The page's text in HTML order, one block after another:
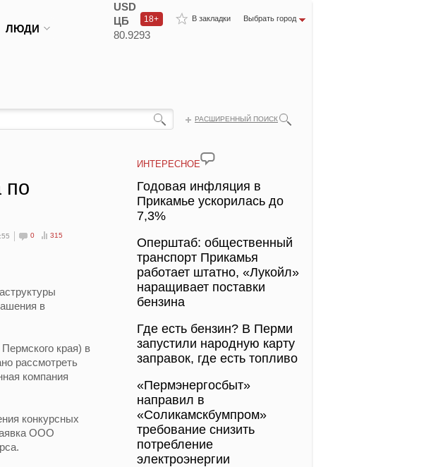
В закладки Выбрать город
18+
ЛЮДИ
USD
ЦБ
80.9293
РАСШИРЕННЫЙ ПОИСК
по
0 315
в
края) в
рассмотреть
компания
конкурсных
ООО
ИНТЕРЕСНОЕ
Годовая инфляция в
Прикамье ускорилась до
7,3%
Оперштаб: общественный
транспорт Прикамья
работает штатно, «Лукойл»
наращивает поставки
бензина
Где есть бензин? В Перми
запустили народную карту
заправок, где есть топливо
«Пермэнергосбыт»
направил в
«Соликамскбумпром»
требование снизить
потребление
электроэнергии